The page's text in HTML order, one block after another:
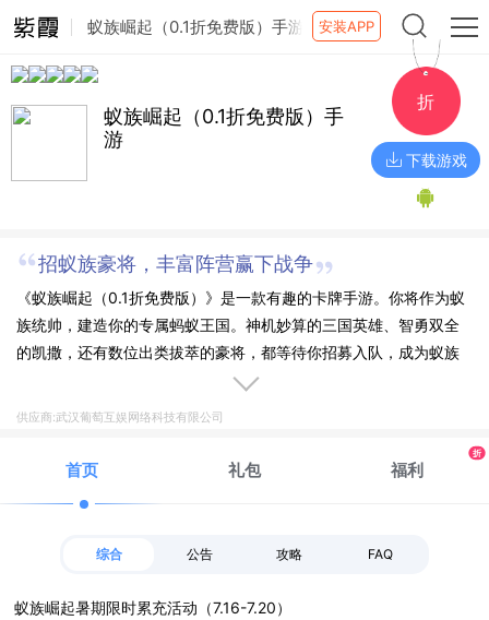
蚁族崛起（0.1折免费版）手游 安装APP
蚁族崛起（0.1折免费版）手
游
折
下载游戏
招蚁族豪将，丰富阵营赢下战争
《蚁族崛起（0.1折免费版）》是一款有趣的卡牌手游。你将作为蚁
族统帅，建造你的专属蚂蚁王国。神机妙算的三国英雄、智勇双全
的凯撒，还有数位出类拔萃的豪将，都等待你招募入队，成为蚁族
中坚！通过资源囤积、城防修建、战力提升，将一方蚁穴壮大成为
供应商:武汉葡萄互娱网络科技有限公司
首页 礼包 福利
折
综合 公告 攻略 FAQ
蚁族崛起暑期限时累充活动（7.16-7.20）